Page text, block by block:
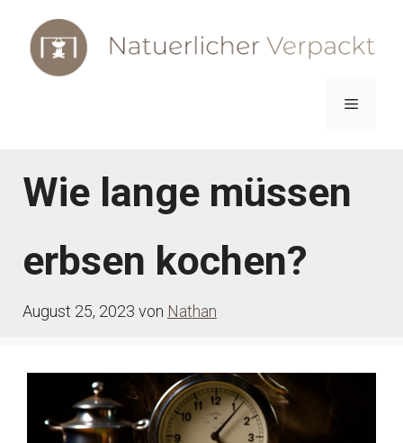
Inhalt
springen
Menü
Wie lange müssen
erbsen kochen?
August 25, 2023 von Nathan